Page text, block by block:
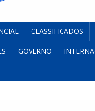
CLASSIFICADOS
GOVERNO